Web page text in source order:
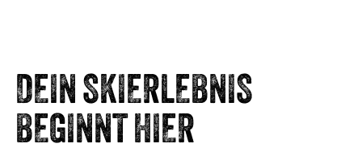
DEIN SKIERLEBNIS
BEGINNT HIER